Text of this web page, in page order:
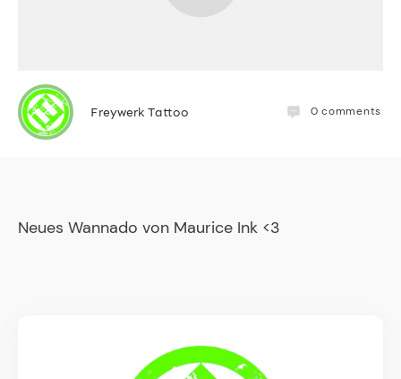
Freywerk Tattoo 0 comments
Neues Wannado von Maurice Ink <3